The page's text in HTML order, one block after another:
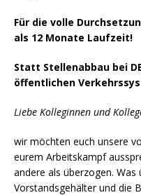
Für die volle
als 12 Monate Laufzeit!
Statt Stellenabbau bei
öffentlichen
Liebe Kolleginnen und
wir möchten euch unsere
eurem Arbeitskampf
andere als überzogen. Was
Vorstandsgehälter und die